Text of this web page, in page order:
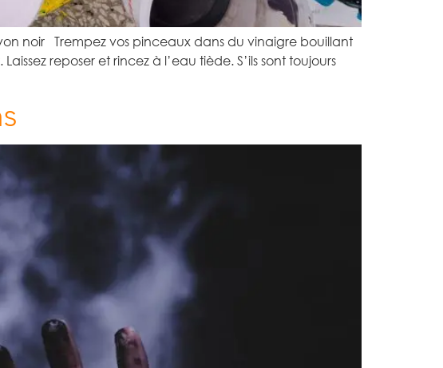
noir Trempez vos pinceaux dans du vinaigre bouillant
reposer et rincez à l’eau tiède. S’ils sont toujours